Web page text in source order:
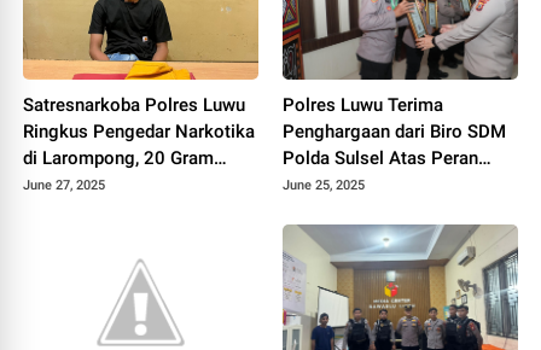
Satresnarkoba Polres Luwu
Ringkus Pengedar Narkotika
di Larompong, 20 Gram
Shabu Diamankan
June 27, 2025
Polres Luwu Terima
Penghargaan dari Biro SDM
Polda Sulsel Atas Peran
Aktif dalam Assessment
June 25, 2025